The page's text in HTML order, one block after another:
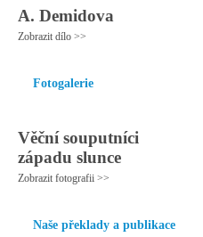
A. Demidova
Zobrazit dílo >>
Fotogalerie
Věční souputníci
západu slunce
Zobrazit fotografii >>
Naše překlady a publikace